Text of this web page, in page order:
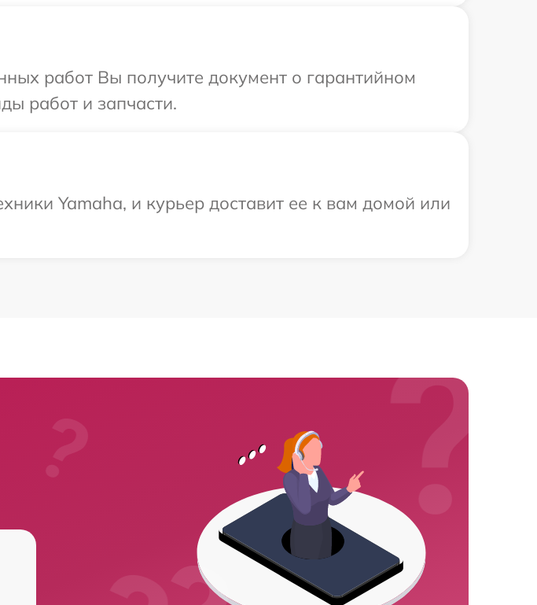
работ Вы получите документ о гарантийном
работ и запчасти.
Yamaha, и курьер доставит ее к вам домой или